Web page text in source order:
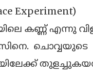
Experiment)
കണ്ണ് എന്നു
ചൊവ്വയുടെ